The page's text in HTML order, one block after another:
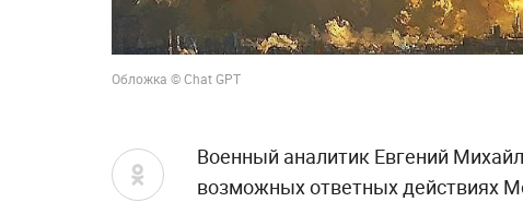
Обложка © Chat GPT
Военный аналитик Евгений
возможных ответных действиях